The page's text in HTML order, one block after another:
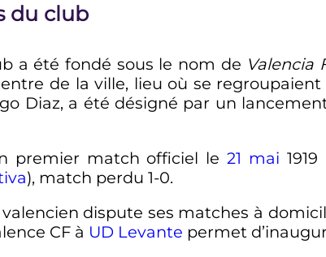
du club
a été fondé sous le nom de Valencia
de la ville, lieu où se
Diaz, a été désigné par un
premier match officiel le21 mai 1919
), match perdu 1-0.
valencien dispute ses matches à
CF à UD Levante permet